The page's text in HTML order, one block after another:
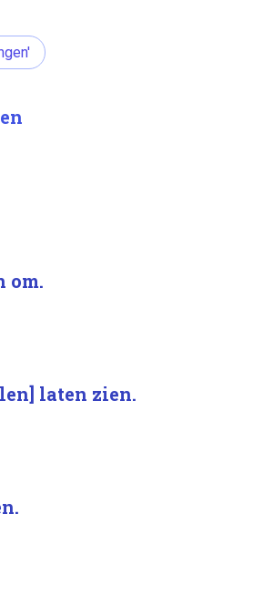
om.
laten zien.